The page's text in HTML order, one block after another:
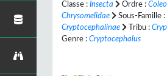
Classe : Insecta Ordre :
Chrysomelidae
Sous-Famille :
Cryptocephalinae
Tribu :
Genre : Cryptocephalus